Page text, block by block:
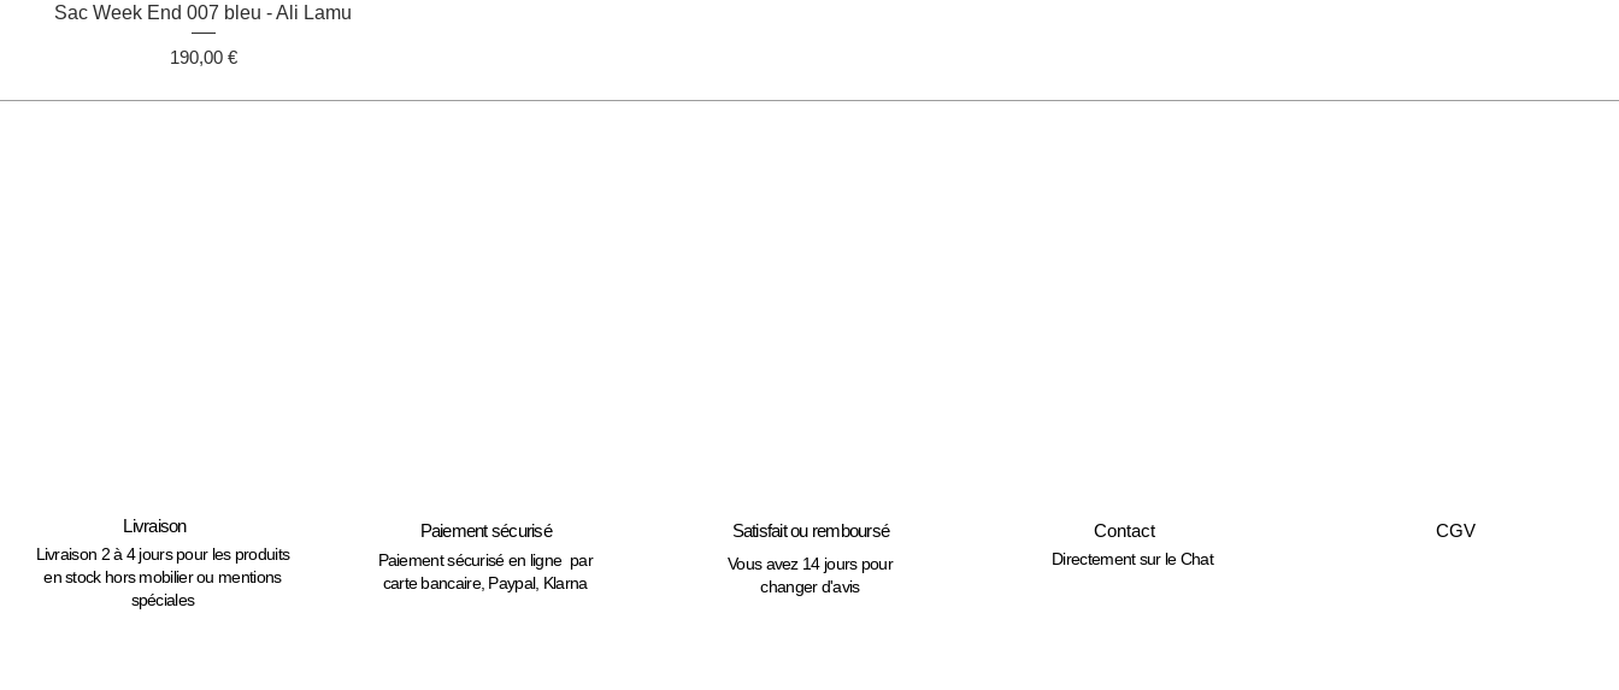
Aperçu rapide
Sac Week End 007 bleu - Ali Lamu
Prix
190,00 €
Livraison
Livraison 2 à 4 jours pour les produits
en stock hors mobilier ou mentions
spéciales
Paiement sécurisé
Paiement sécurisé en ligne par
carte bancaire, Paypal, Klarna
Satisfait ou remboursé
Vous avez 14 jours pour
changer d'avis
Contact
Directement sur le Chat
CGV